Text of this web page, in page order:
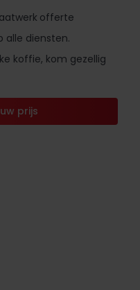
offerte
alle diensten.
koffie, kom gezellig
prijs